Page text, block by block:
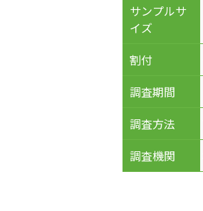
サンプルサ
イズ
割付
調査期間
調査方法
調査機関